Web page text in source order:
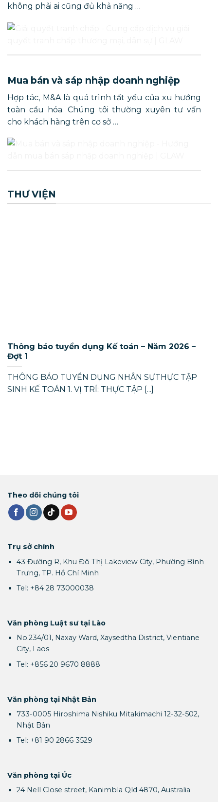
không phải ai cũng đủ khả năng …
Mua bán và sáp nhập doanh nghiệp
Hợp tác, M&A là quá trình tất yếu của xu hướng
toàn cầu hóa. Chúng tôi thường xuyên tư vấn
cho khách hàng trên cơ sở …
THƯ VIỆN
Thông báo tuyển dụng Kế toán – Năm 2026 –
Đợt 1
THÔNG BÁO TUYỂN DỤNG NHÂN SỰTHỰC TẬP
SINH KẾ TOÁN 1. VỊ TRÍ: THỰC TẬP [...]
Theo dõi chúng tôi
Trụ sở chính
43 Đường R, Khu Đô Thị Lakeview City, Phường Bình
Trưng, TP. Hồ Chí Minh
Tel: +84 28 73000038
Văn phòng Luật sư tại Lào
No.234/01, Naxay Ward, Xaysedtha District, Vientiane
City, Laos
Tel: +856 20 9670 8888
Văn phòng tại Nhật Bản
733-0005 Hiroshima Nishiku Mitakimachi 12-32-502,
Nhật Bản
Tel: +81 90 2866 3529
Văn phòng tại Úc
24 Nell Close street, Kanimbla Qld 4870, Australia